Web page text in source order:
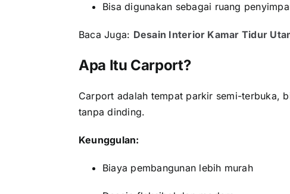
Bisa digunakan sebagai ruang
Baca Juga: Desain Interior Kamar Tidur
Apa Itu Carport?
Carport adalah tempat parkir semi-terbuka,
tanpa dinding.
Keunggulan:
Biaya pembangunan lebih murah